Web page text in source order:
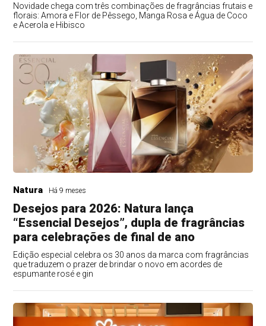
Novidade chega com três combinações de fragrâncias frutais e
florais: Amora e Flor de Pêssego, Manga Rosa e Água de Coco
e Acerola e Hibisco
Natura Há 9 meses
Desejos para 2026: Natura lança
“Essencial Desejos”, dupla de fragrâncias
para celebrações de final de ano
Edição especial celebra os 30 anos da marca com fragrâncias
que traduzem o prazer de brindar o novo em acordes de
espumante rosé e gin